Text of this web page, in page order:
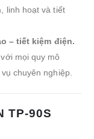
, linh hoạt và tiết
– tiết kiệm điện.
mọi quy mô
chuyên nghiệp.
TP-90S